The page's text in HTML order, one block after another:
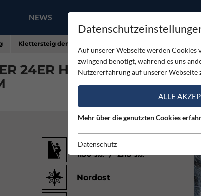
NEWS PRODUKTE
Klettersteig der 24er Hochgebirgsjäger - Galitzenklamm
24ER
215Hm/ 230
1:30Std./ 2:15Std.
Nordost
Auf unserer Webseite werden Cookies
zwingend benötigt, während es uns
Nutzererfahrung auf unserer Webseite
ALLE
Mehr über die genutzten Cookies
Datenschutz